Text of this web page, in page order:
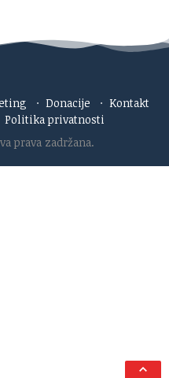
· Donacije · Kontakt
Politika privatnosti
prava zadržana.